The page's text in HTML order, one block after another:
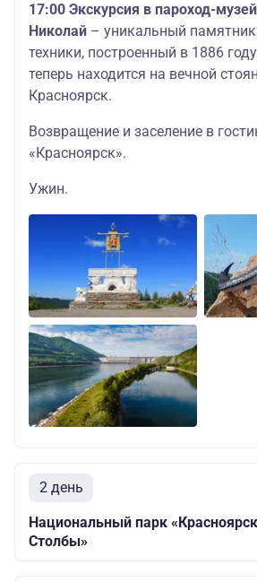
17:00 Экскурсия в пароход-
Николай – уникальный памятник
техники, построенный в 1886
теперь находится на вечной
Красноярск.
Возвращение и заселение в
«Красноярск».
Ужин.
2 день
Национальный парк
Столбы»